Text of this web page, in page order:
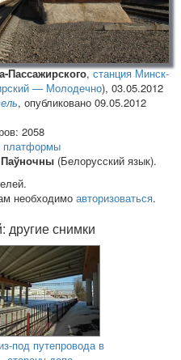
Пассажирского,станция Минск-
— Молодечно), 03.05.2012
, опубликовано 09.05.2012
2058
платформы
(Белорусский язык).
необходимо авторизоваться.
снимки
под путепровода в